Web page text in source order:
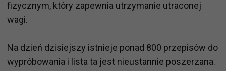
fizycznym, który zapewnia utrzymanie utraconej
wagi.
Na dzień dzisiejszy istnieje ponad 800 przepisów do
wypróbowania i lista ta jest nieustannie poszerzana.